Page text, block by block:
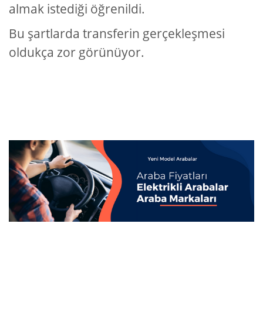
almak istediği öğrenildi.
Bu şartlarda transferin gerçekleşmesi
oldukça zor görünüyor.